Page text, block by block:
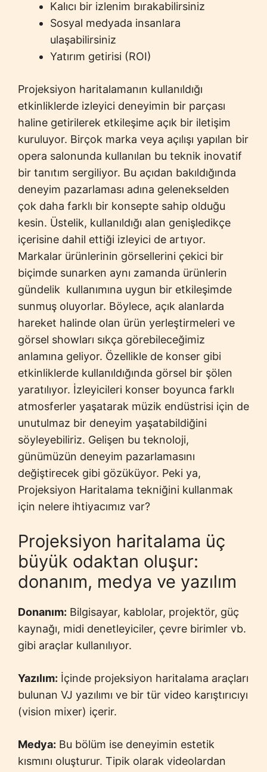
Kalıcı bir izlenim bırakabilirsiniz
Sosyal medyada insanlara
ulaşabilirsiniz
Yatırım getirisi (ROI)
Projeksiyon haritalamanın kullanıldığı
etkinliklerde izleyici deneyimin bir parçası
haline getirilerek etkileşime açık bir iletişim
kuruluyor. Birçok marka veya açılışı yapılan bir
opera salonunda kullanılan bu teknik inovatif
bir tanıtım sergiliyor. Bu açıdan bakıldığında
deneyim pazarlaması adına gelenekselden
çok daha farklı bir konsepte sahip olduğu
kesin. Üstelik, kullanıldığı alan genişledikçe
içerisine dahil ettiği izleyici de artıyor.
Markalar ürünlerinin görsellerini çekici bir
biçimde sunarken aynı zamanda ürünlerin
gündelik kullanımına uygun bir etkileşimde
sunmuş oluyorlar. Böylece, açık alanlarda
hareket halinde olan ürün yerleştirmeleri ve
görsel showları sıkça görebileceğimiz
anlamına geliyor. Özellikle de konser gibi
etkinliklerde kullanıldığında görsel bir şölen
yaratılıyor. İzleyicileri konser boyunca farklı
atmosferler yaşatarak müzik endüstrisi için de
unutulmaz bir deneyim yaşatabildiğini
söyleyebiliriz. Gelişen bu teknoloji,
günümüzün deneyim pazarlamasını
değiştirecek gibi gözüküyor. Peki ya,
Projeksiyon Haritalama tekniğini kullanmak
için nelere ihtiyacımız var?
Projeksiyon haritalama üç
büyük odaktan oluşur:
donanım, medya ve yazılım
Donanım: Bilgisayar, kablolar, projektör, güç
kaynağı, midi denetleyiciler, çevre birimler vb.
gibi araçlar kullanılıyor.
Yazılım: İçinde projeksiyon haritalama araçları
bulunan VJ yazılımı ve bir tür video karıştırıcıyı
(vision mixer) içerir.
Medya: Bu bölüm ise deneyimin estetik
kısmını oluşturur. Tipik olarak videolardan